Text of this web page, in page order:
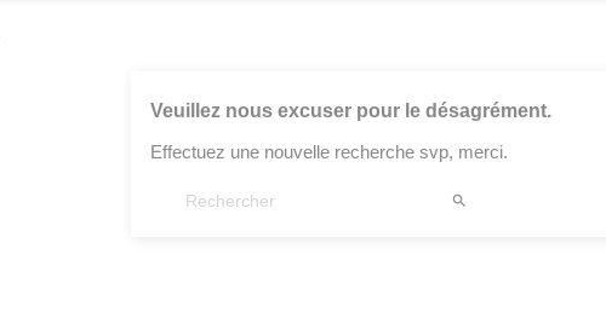
Veuillez nous excuser pour le désagrément.
Effectuez une nouvelle recherche svp, merci.
